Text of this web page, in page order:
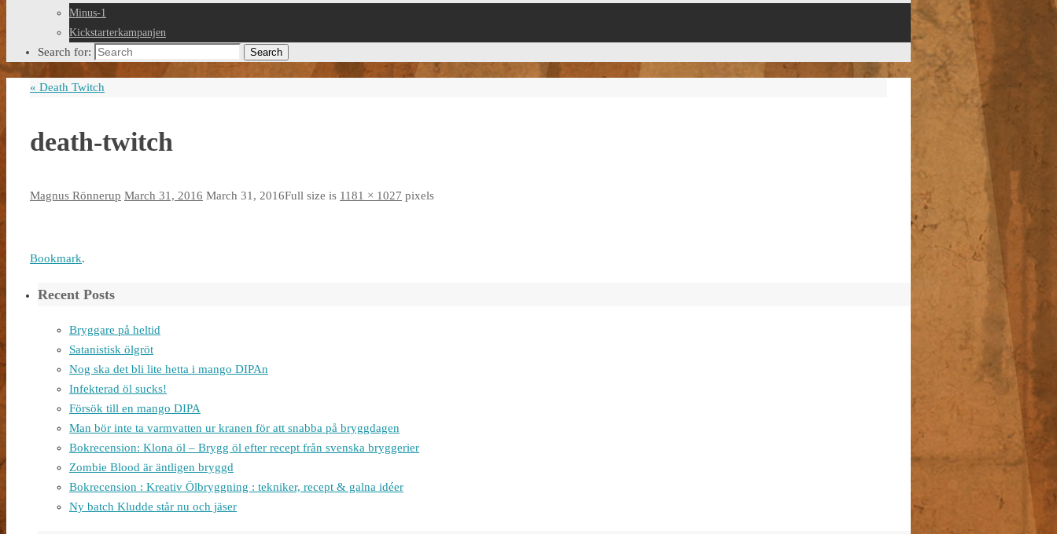
Minus-1
Kickstarterkampanjen
Search for: Search
« Death Twitch
death-twitch
Magnus Rönnerup March 31, 2016 March 31, 2016Full size is 1181 × 1027 pixels
Bookmark.
Recent Posts
Bryggare på heltid
Satanistisk ölgröt
Nog ska det bli lite hetta i mango DIPAn
Infekterad öl sucks!
Försök till en mango DIPA
Man bör inte ta varmvatten ur kranen för att snabba på bryggdagen
Bokrecension: Klona öl – Brygg öl efter recept från svenska bryggerier
Zombie Blood är äntligen bryggd
Bokrecension : Kreativ Ölbryggning : tekniker, recept & galna idéer
Ny batch Kludde står nu och jäser